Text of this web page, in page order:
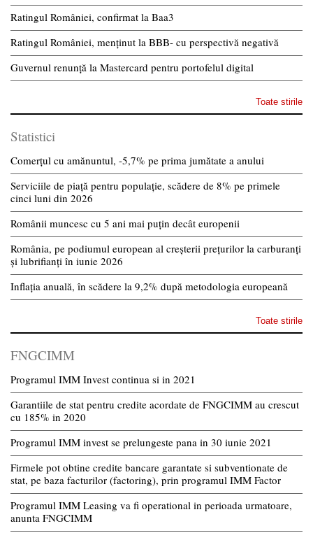
Ratingul României, confirmat la Baa3
Ratingul României, menținut la BBB- cu perspectivă negativă
Guvernul renunță la Mastercard pentru portofelul digital
Toate stirile
Statistici
Comerțul cu amănuntul, -5,7% pe prima jumătate a anului
Serviciile de piață pentru populație, scădere de 8% pe primele
cinci luni din 2026
Românii muncesc cu 5 ani mai puțin decât europenii
România, pe podiumul european al creșterii prețurilor la carburanți
și lubrifianți în iunie 2026
Inflația anuală, în scădere la 9,2% după metodologia europeană
Toate stirile
FNGCIMM
Programul IMM Invest continua si in 2021
Garantiile de stat pentru credite acordate de FNGCIMM au crescut
cu 185% in 2020
Programul IMM invest se prelungeste pana in 30 iunie 2021
Firmele pot obtine credite bancare garantate si subventionate de
stat, pe baza facturilor (factoring), prin programul IMM Factor
Programul IMM Leasing va fi operational in perioada urmatoare,
anunta FNGCIMM